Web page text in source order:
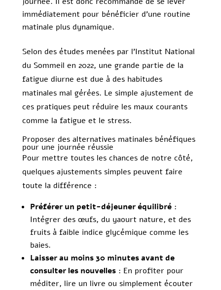
immédiatement pour bénéficier d’une routine
matinale plus dynamique.
Selon des études menées par l’Institut National
du Sommeil en 2022, une grande partie de la
fatigue diurne est due à des habitudes
matinales mal gérées. Le simple ajustement de
ces pratiques peut réduire les maux courants
comme la fatigue et le stress.
Proposer des alternatives matinales bénéfiques
pour une journée réussie
Pour mettre toutes les chances de notre côté,
quelques ajustements simples peuvent faire
toute la différence :
Préférer un petit-déjeuner équilibré:
Intégrer des œufs, du yaourt nature, et des
fruits à faible indice glycémique comme les
baies.
Laisser au moins 30 minutes avant de
consulter les nouvelles: En profiter pour
méditer, lire un livre ou simplement écouter